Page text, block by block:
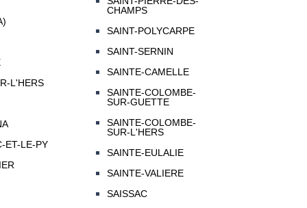
L'HERS
ET-LE-PY
CHAMPS
SAINT-POLYCARPE
SAINT-SERNIN
SAINTE-CAMELLE
SAINTE-COLOMBE-
SUR-GUETTE
SAINTE-COLOMBE-
SUR-L'HERS
SAINTE-EULALIE
SAINTE-VALIERE
SAISSAC